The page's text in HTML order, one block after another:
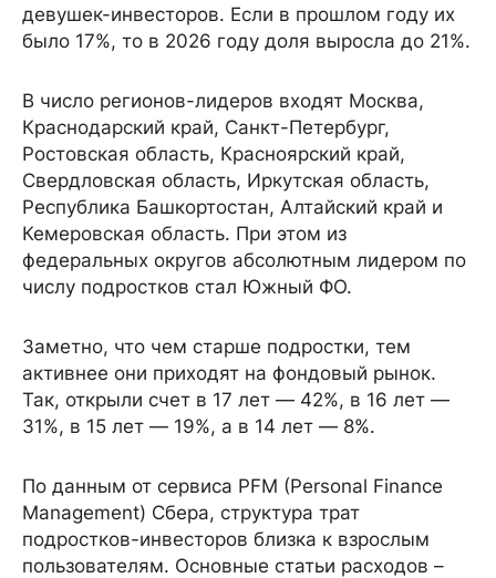
девушек-инвесторов. Если в прошлом году их
было 17%, то в 2026 году доля выросла до 21%.
В число регионов-лидеров входят Москва,
Краснодарский край, Санкт-Петербург,
Ростовская область, Красноярский край,
Свердловская область, Иркутская область,
Республика Башкортостан, Алтайский край и
Кемеровская область. При этом из
федеральных округов абсолютным лидером по
числу подростков стал Южный ФО.
Заметно, что чем старше подростки, тем
активнее они приходят на фондовый рынок.
Так, открыли счет в 17 лет — 42%, в 16 лет —
31%, в 15 лет — 19%, а в 14 лет — 8%.
По данным от сервиса PFM (Personal Finance
Management) Сбера, структура трат
подростков-инвесторов близка к взрослым
пользователям. Основные статьи расходов –